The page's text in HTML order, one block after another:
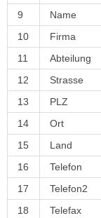
9
Name
10
Firma
11
Abteilung
12
Strasse
13
PLZ
14
Ort
15
Land
16
Telefon
17
Telefon2
18
Telefax